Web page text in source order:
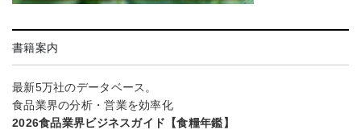
書籍案内
最新5万社のデータベース。
食品業界の分析・営業を効率化
2026食品業界ビジネスガイド【食糧年鑑】